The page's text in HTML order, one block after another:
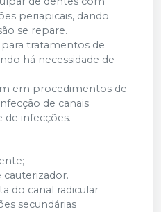
periapicais, dando
se repare.
tratamentos de
há necessidade de
em procedimentos de
de canais
de infecções.
do canal radicular
secundárias